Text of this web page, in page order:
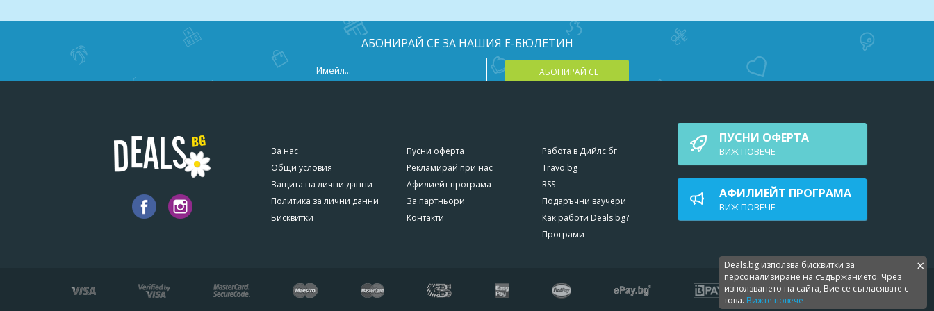
- Започваме с масажно измиваме на скалпа Ви със специален шампоан с цел отваряне на космения фуликул;
- Нанасяме терапията нежно и старателно по целия косъм на косата;
- Оработка с фотон лазер с син лъч - целта на студения лазер е с помощта на вълна с определена дължина, да вкара
- Нанасяне на силен флуид към терапията;
- Обработка с хай-тек преса с инфраред и ултразвук - това е процес, който цели допълнително да въведе продукта в
дълбочина на косъма;
- Подготовка на косата преди обработка със сешоар с удърна доза спрей, съдържащ колаген, хайвер, кератин,
ботокс или арган;
Може да се възползвате от актуалната промоция само чрез закупуване на ваучер от Deals.bg. Неизползван в срок
АБОНИРАЙ СЕ ЗА НАШИЯ Е-БЮЛЕТИН
АБОНИРАЙ СЕ
За нас
Общи условия
Защита на лични данни
Политика за лични данни
Бисквитки
Пусни оферта
Рекламирай при нас
Афилиейт програма
За партньори
Контакти
Работа в Дийлс.бг
Travo.bg
RSS
Подаръчни ваучери
Как работи Deals.bg?
Програми
ПУСНИ ОФЕРТА
ВИЖ ПОВEЧЕ
АФИЛИЕЙТ ПРОГРАМА
ВИЖ ПОВEЧЕ
Deals.bg използва бисквитки за
персонализиране на съдържанието. Чрез
използването на сайта, Вие се съгласявате с
това. Вижте повече
×